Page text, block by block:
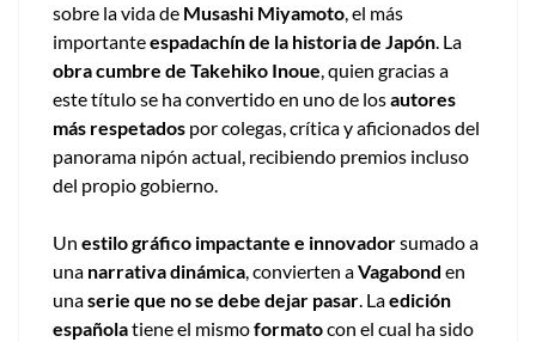
sobre la vida de Musashi Miyamoto, el más
importanteespadachín de la historia de Japón. La
obra cumbre de Takehiko Inoue, quien gracias a
este título se ha convertido en uno de losautores
más respetados por colegas, crítica y aficionados del
panorama nipón actual, recibiendo premios incluso
del propio gobierno.
Un estilo gráfico impactante e innovadorsumado a
una narrativa dinámica, convierten aVagabond en
unaserie que no se debe dejar pasar. Laedición
españolatiene el mismoformatocon el cual ha sido